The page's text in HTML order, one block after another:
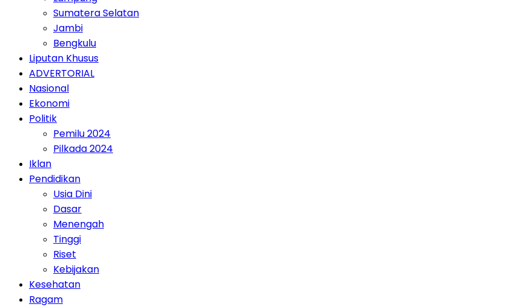
Sumatera Selatan
Jambi
Bengkulu
Liputan Khusus
ADVERTORIAL
Nasional
Ekonomi
Politik
Pemilu 2024
Pilkada 2024
Iklan
Pendidikan
Usia Dini
Dasar
Menengah
Tinggi
Riset
Kebijakan
Kesehatan
Ragam